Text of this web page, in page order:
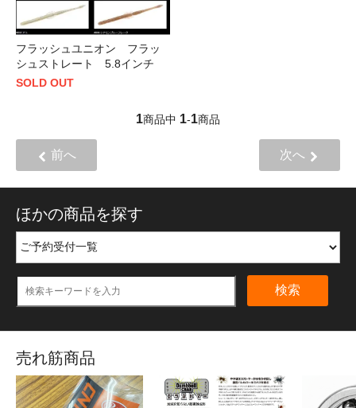
フラッシュユニオン フラッ
シュストレート 5.8インチ
SOLD OUT
1商品中 1-1商品
前へ 次へ
ほかの商品を探す
検索
売れ筋商品